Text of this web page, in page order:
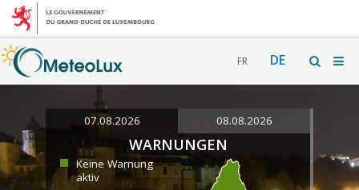
FR DE
07.08.2026 08.08.2026
WARNUNGEN
Keine Warnung
aktiv